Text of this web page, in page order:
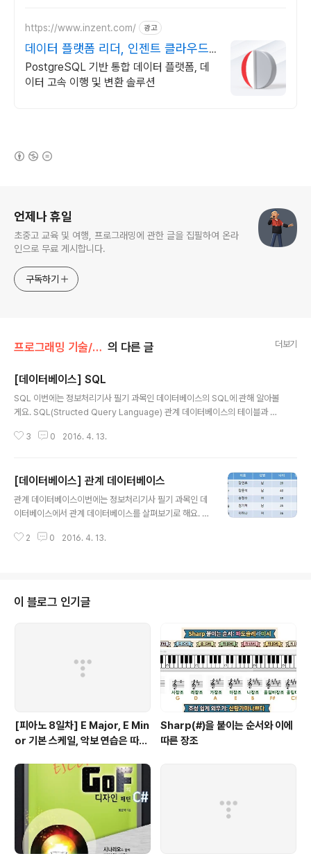
https://www.inzent.com/ 광고
데이터 플랫폼 리더, 인젠트 클라우드
최적화 DBMS
PostgreSQL 기반 통합 데이터 플랫폼, 데
이터 고속 이행 및 변환 솔루션
언제나 휴일
초중고 교육 및 여행, 프로그래밍에 관한 글을 집필하여 온라
인으로 무료 게시합니다.
구독하기
프로그래밍 기술/정보처리기사필기 의 다른 글 더보기
[데이터베이스] SQL
SQL 이번에는 정보처리기사 필기 과목인 데이터베이스의 SQL에 관해 알아볼
게요. SQL(Structed Query Language) 관계 데이터베이스의 테이블과 컬
의어(DDL), 데이터 조작어(DML), 데이터 제어어(DCL)로 구성 관계대수(Rel
스키마 등을 생성 ALTER : 테이블 정의를 변경 DROP : 테이블이나 스키마 등
을 삭제 데이터 조작어(DML, Data Manupulation Language) SELECT:
원하는 조건에 ..
3 0 2016. 4. 13.
[데이터베이스] 관계 데이터베이스
관계 데이터베이스이번에는 정보처리기사 필기 과목인 데
이터베이스에서 관계 데이터베이스를 살펴보기로 해요. 관
이블은 속성과 튜플로 구성 회원 테이블 튜플(Tuple) 테이
재합니다. 튜플의 수를 Cardinality 라고 부릅니다. 속성
(Attribute) 테이블을 구성하는 열에 해당합니다. 필드, 항
이름, 성별, 나이, 부서번호)이 있습니다. 속성의 개수를 차
수(Degree)라고 부릅니다. 도메인(Domai..
2 0 2016. 4. 13.
이 블로그 인기글
[피아노 8일차] E Major, E Min
or 기본 스케일, 악보 연습은 따라
Sharp(#)을 붙이는 순서와 이에
따른 장조